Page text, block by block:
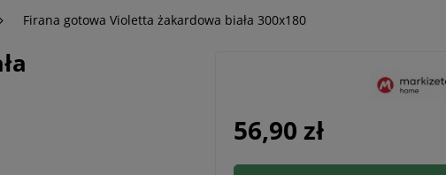
Firana gotowa Violetta żakardowa biała 300x180
56,90 zł